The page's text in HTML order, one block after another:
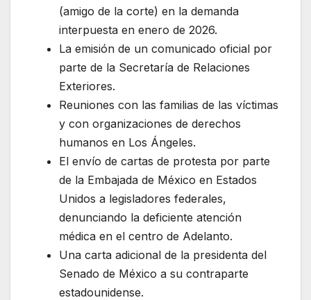
(amigo de la corte) en la demanda
interpuesta en enero de 2026.
La emisión de un comunicado oficial por
parte de la Secretaría de Relaciones
Exteriores.
Reuniones con las familias de las víctimas
y con organizaciones de derechos
humanos en Los Ángeles.
El envío de cartas de protesta por parte
de la Embajada de México en Estados
Unidos a legisladores federales,
denunciando la deficiente atención
médica en el centro de Adelanto.
Una carta adicional de la presidenta del
Senado de México a su contraparte
estadounidense.